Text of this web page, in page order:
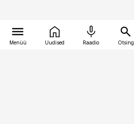
Menüü Uudised Raadio Otsing